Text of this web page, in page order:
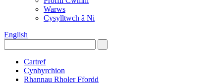
Warws
Cysylltwch â Ni
English
Cartref
Cynhyrchion
Rhannau Rholer Ffordd